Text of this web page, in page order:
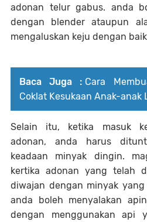
adonan telur gabus. anda
dengan blender ataupun
mengaluskan keju dengan
Baca Juga : Cara
Coklat Kesukaan Anak-anak
Selain itu, ketika masuk
adonan, anda harus
keadaan minyak dingin.
kertika adonan yang telah
diwajan dengan minyak
anda boleh menyalakan
dengan menggunakan api